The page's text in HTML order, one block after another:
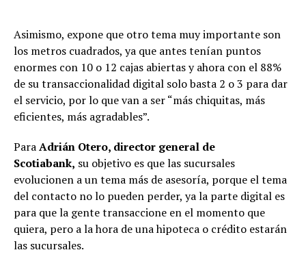
Asimismo, expone que otro tema muy importante son
los metros cuadrados, ya que antes tenían puntos
enormes con 10 o 12 cajas abiertas y ahora con el 88%
de su transaccionalidad digital solo basta 2 o 3 para dar
el servicio, por lo que van a ser “más chiquitas, más
eficientes, más agradables”.
ParaAdrián Otero, director general de
Scotiabank, su objetivo es que las sucursales
evolucionen a un tema más de asesoría, porque el tema
del contacto no lo pueden perder, ya la parte digital es
para que la gente transaccione en el momento que
quiera, pero a la hora de una hipoteca o crédito estarán
las sucursales.